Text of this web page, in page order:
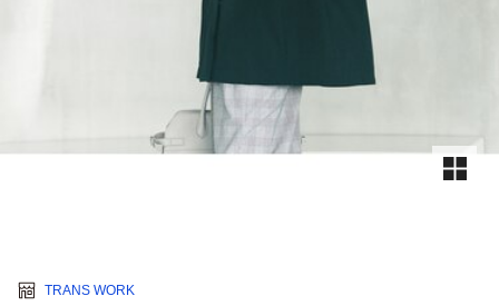
TRANS WORK